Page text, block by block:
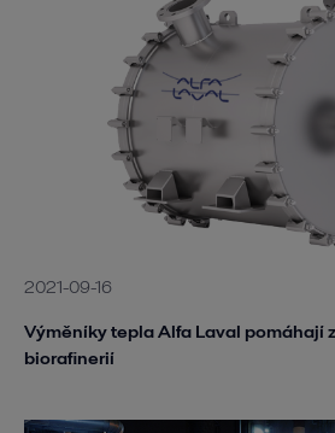
2021-09-16
Výměníky tepla Alfa Laval pomáhají
biorafinerií